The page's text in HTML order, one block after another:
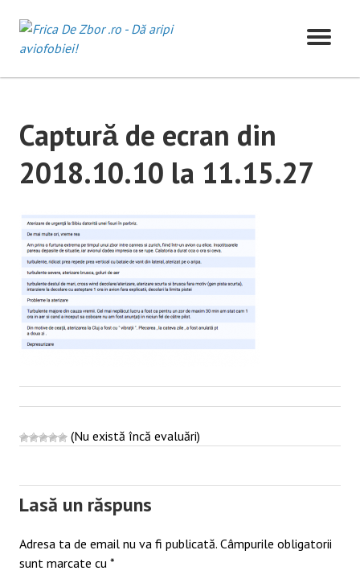
content
Captură de ecran din
2018.10.10 la 11.15.27
(Nu există încă evaluări)
Lasă un răspuns
Adresa ta de email nu va fi publicată. Câmpurile obligatorii
sunt marcate cu *